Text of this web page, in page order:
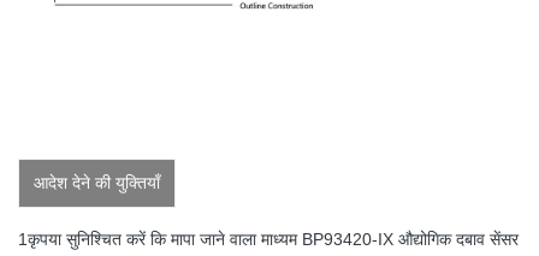
आदेश देने की युक्तियाँ
1कृपया सुनिश्चित करें कि मापा जाने वाला माध्यम BP93420-IX औद्योगिक दबाव सेंसर